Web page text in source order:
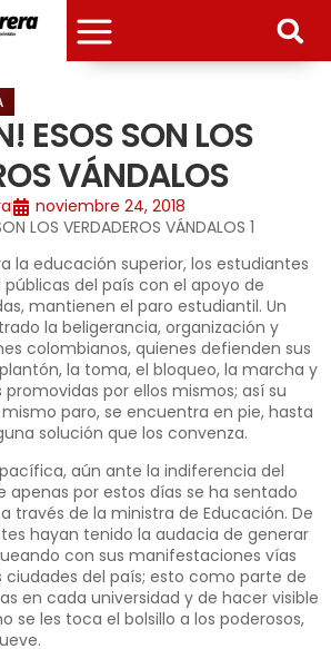
ESOS SON LOS
VÁNDALOS
noviembre 24, 2018
la educación superior, los estudiantes
públicas del país con el apoyo de
mantienen el paro estudiantil. Un
la beligerancia, organización y
colombianos, quienes defienden sus
la toma, el bloqueo, la marcha y
por ellos mismos; así su
paro, se encuentra en pie, hasta
solución que los convenza.
aún ante la indiferencia del
apenas por estos días se ha sentado
través de la ministra de Educación. De
hayan tenido la audacia de generar
con sus manifestaciones vías
ciudades del país; esto como parte de
en cada universidad y de hacer visible
se les toca el bolsillo a los poderosos,